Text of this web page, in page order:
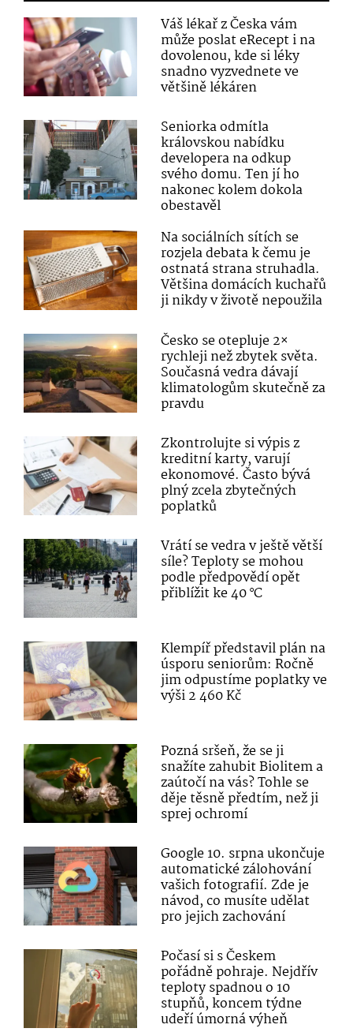
Váš lékař z Česka vám
může poslat eRecept i na
dovolenou, kde si léky
snadno vyzvednete ve
většině lékáren
Seniorka odmítla
královskou nabídku
developera na odkup
svého domu. Ten jí ho
nakonec kolem dokola
obestavěl
Na sociálních sítích se
rozjela debata k čemu je
ostnatá strana struhadla.
Většina domácích kuchařů
ji nikdy v životě nepoužila
Česko se otepluje 2×
rychleji než zbytek světa.
Současná vedra dávají
klimatologům skutečně za
pravdu
Zkontrolujte si výpis z
kreditní karty, varují
ekonomové. Často bývá
plný zcela zbytečných
poplatků
Vrátí se vedra v ještě větší
síle? Teploty se mohou
podle předpovědí opět
přiblížit ke 40 °C
Klempíř představil plán na
úsporu seniorům: Ročně
jim odpustíme poplatky ve
výši 2 460 Kč
Pozná sršeň, že se ji
snažíte zahubit Biolitem a
zaútočí na vás? Tohle se
děje těsně předtím, než ji
sprej ochromí
Google 10. srpna ukončuje
automatické zálohování
vašich fotografií. Zde je
návod, co musíte udělat
pro jejich zachování
Počasí si s Českem
pořádně pohraje. Nejdřív
teploty spadnou o 10
stupňů, koncem týdne
udeří úmorná výheň